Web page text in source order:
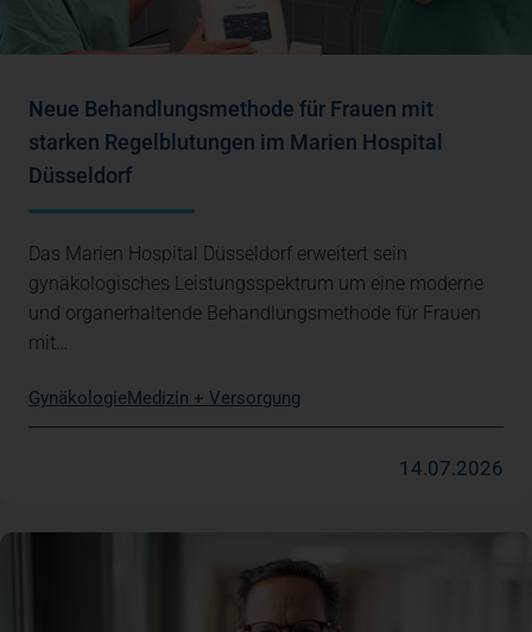
Neue Behandlungsmethode für Frauen mit
starken Regelblutungen im Marien Hospital
Düsseldorf
Das Marien Hospital Düsseldorf erweitert sein
gynäkologisches Leistungsspektrum um eine moderne
und organerhaltende Behandlungsmethode für Frauen
mit…
GynäkologieMedizin + Versorgung
14.07.2026